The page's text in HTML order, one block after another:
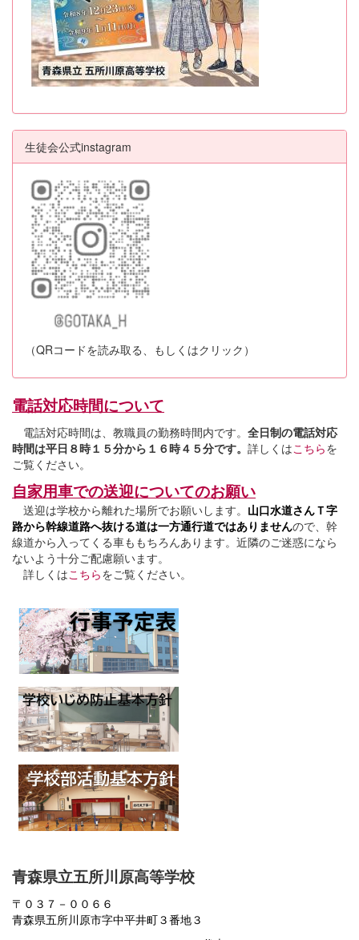
生徒会公式instagram
（QRコードを読み取る、もしくはクリック）
電話対応時間について
電話対応時間は、教職員の勤務時間内です。 全日制の電話対応
時間は平日８時１５分から１６時４５分です。 詳しくはこちらを
ご覧ください。
自家用車での送迎についてのお願い
送迎は学校から離れた場所でお願いします。 山口水道さんＴ字
路から幹線道路へ抜ける道は一方通行道ではありませんので、幹
線道から入ってくる車ももちろんあります。近隣のご迷惑になら
ないよう十分ご配慮願います。
詳しくはこちらをご覧ください。
青森県立五所川原高等学校
〒０３７－００６６
青森県五所川原市字中平井町３番地３